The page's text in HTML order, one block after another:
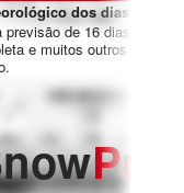
dos dias 7-16:
previsão de 16 dias?
e muitos outros
Pro